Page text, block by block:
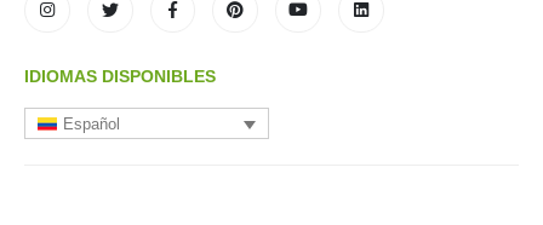
IDIOMAS DISPONIBLES
Español